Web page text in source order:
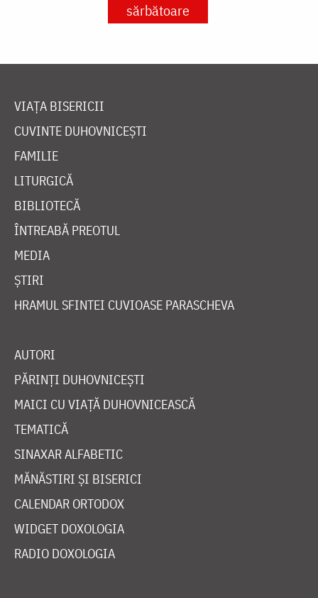
sărbătoare
VIAȚA BISERICII
CUVINTE DUHOVNICEȘTI
FAMILIE
LITURGICĂ
BIBLIOTECĂ
ÎNTREABĂ PREOTUL
MEDIA
ȘTIRI
HRAMUL SFINTEI CUVIOASE PARASCHEVA
AUTORI
PĂRINȚI DUHOVNICEȘTI
MAICI CU VIAȚĂ DUHOVNICEASCĂ
TEMATICĂ
SINAXAR ALFABETIC
MĂNĂSTIRI ȘI BISERICI
CALENDAR ORTODOX
WIDGET DOXOLOGIA
RADIO DOXOLOGIA